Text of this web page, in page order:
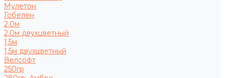
Мулетон
Гобелен
2,0м
2,0м двухцветный
1,5м
1,5м двухцветный
Велсофт
250гр